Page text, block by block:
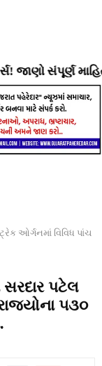
સંપૂર્ણ માહિતી
ઓર્ગનમાં વિવિધ પાંચ
સરદાર પટેલ
૫૩૦